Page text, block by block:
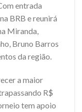
entrada
BRB e reunirá
Miranda,
Bruno Barros
da região.
a maior
R$
tem apoio